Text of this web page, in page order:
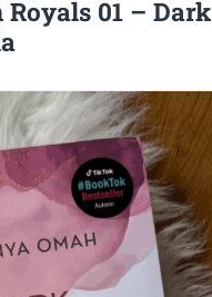
01 – Dark